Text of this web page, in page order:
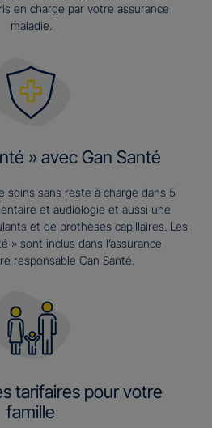
en charge par votre assurance
maladie.
» avec Gan Santé
soins sans reste à charge dans 5
et audiologie et aussi une
et de prothèses capillaires. Les
» sont inclus dans l’assurance
responsable Gan Santé.
tarifaires pour votre
famille